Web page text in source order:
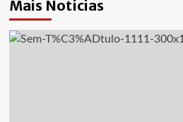
Mais Notícias